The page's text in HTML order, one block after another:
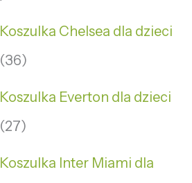
Koszulka Chelsea dla dzieci
36
Koszulka Everton dla dzieci
27
Koszulka Inter Miami dla